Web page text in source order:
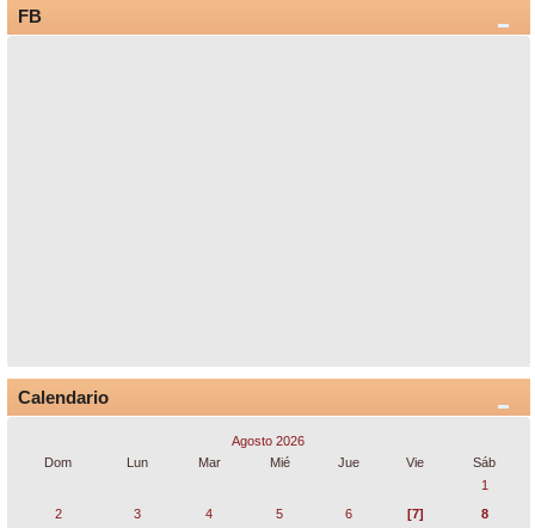
FB
Calendario
Agosto 2026
Dom
Lun Mar Mié Jue Vie
Sáb
1
2
3 4 5 6 [7]
8